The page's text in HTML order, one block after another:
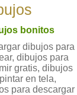
bonitos
dibujos para
dibujos para
gratis, dibujos
en tela,
para descargar